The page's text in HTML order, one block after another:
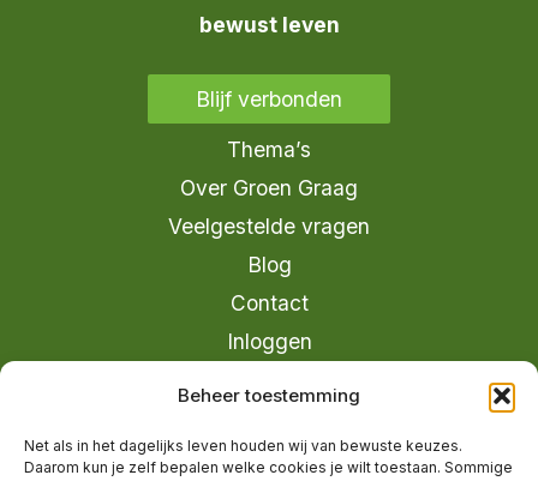
Beheer toestemming
Net als in het dagelijks leven houden wij van bewuste keuzes.
Daarom kun je zelf bepalen welke cookies je wilt toestaan. Sommige
bewust leven
Blijf verbonden
Thema’s
Over Groen Graag
Veelgestelde vragen
Blog
Contact
Inloggen
info@groengraag.nl
Ervaringen van leden op Trustpilot